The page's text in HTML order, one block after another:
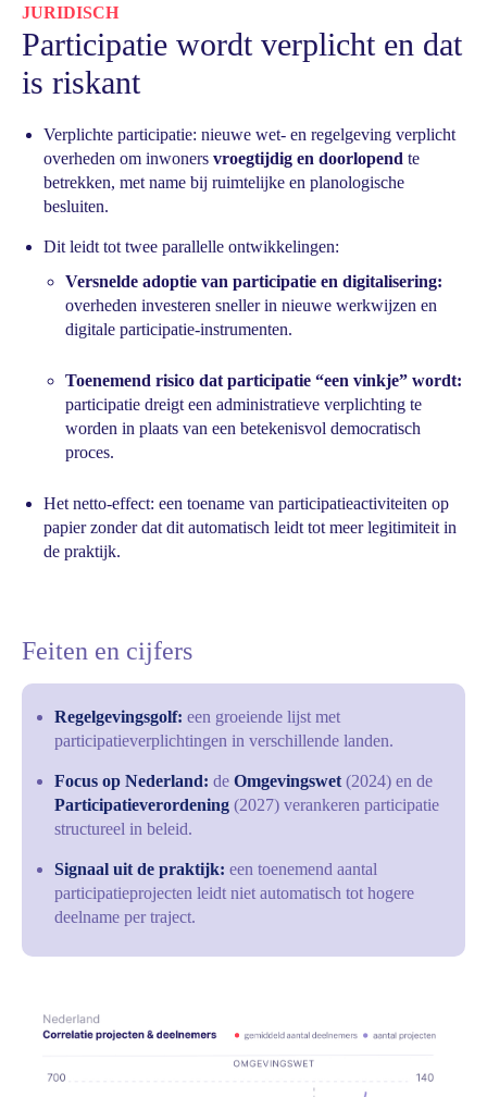
JURIDISCH
Participatie wordt verplicht en dat
is riskant
Verplichte participatie: nieuwe wet- en regelgeving verplicht
overheden om inwoners vroegtijdig en doorlopend te
betrekken, met name bij ruimtelijke en planologische
besluiten.
Dit leidt tot twee parallelle ontwikkelingen:
Versnelde adoptie van participatie en digitalisering:
overheden investeren sneller in nieuwe werkwijzen en
digitale participatie-instrumenten.
Toenemend risico dat participatie “een vinkje” wordt:
participatie dreigt een administratieve verplichting te
worden in plaats van een betekenisvol democratisch
proces.
Het netto-effect: een toename van participatieactiviteiten op
papier zonder dat dit automatisch leidt tot meer legitimiteit in
de praktijk.
Feiten en cijfers
Regelgevingsgolf: een groeiende lijst met
participatieverplichtingen in verschillende landen.
Focus op Nederland: de Omgevingswet (2024) en de
Participatieverordening (2027) verankeren participatie
structureel in beleid.
Signaal uit de praktijk: een toenemend aantal
participatieprojecten leidt niet automatisch tot hogere
deelname per traject.